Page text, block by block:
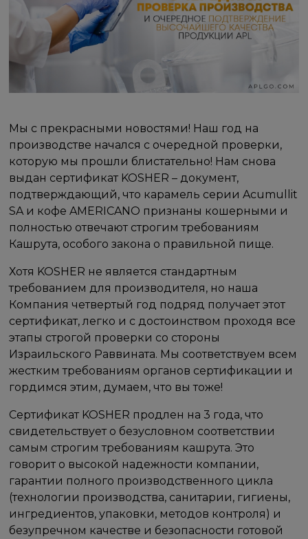
Мы с прекрасными новостями! Наш год на
производстве начался с очередной проверки,
которую мы прошли блистательно! Нам снова
выдан сертификат KOSHER – документ,
подтверждающий, что карамель серии Acumullit
SA и кофе AMERICANO признаны кошерными и
полностью отвечают строгим требованиям
Кашрута, особого закона о правильной пище.
Хотя KOSHER не является стандартным
требованием для производителя, но наша
Компания четвертый год подряд получает этот
сертификат, легко и с достоинством проходя все
этапы строгой проверки со стороны
Израильского Раввината. Мы соответствуем всем
жестким требованиям органов сертификации и
гордимся этим, думаем, что вы тоже!
Сертификат KOSHER продлен на 3 года, что
свидетельствует о безусловном соответствии
самым строгим требованиям кашрута. Это
говорит о высокой надежности компании,
гарантии полного производственного цикла
(технологии производства, санитарии, гигиены,
ингредиентов, упаковки, методов контроля) и
безупречном качестве и безопасности готовой